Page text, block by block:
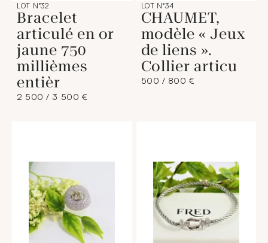
LOT N°32
Bracelet
articulé en or
jaune 750
millièmes
entièr
2 500 / 3 500 €
LOT N°34
CHAUMET,
modèle « Jeux
de liens ».
Collier articu
500 / 800 €